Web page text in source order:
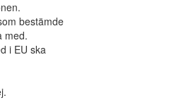
bestämde
med.
i EU ska